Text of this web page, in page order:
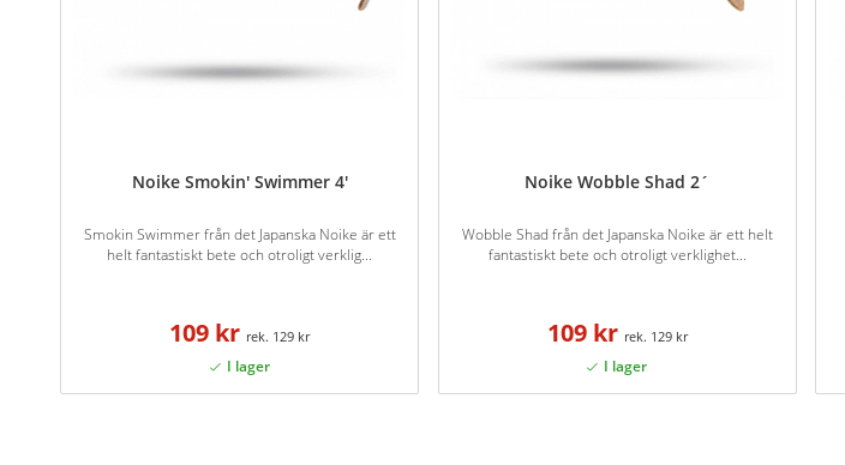
Noike Smokin' Swimmer 4'
Smokin Swimmer från det Japanska Noike är ett
helt fantastiskt bete och otroligt verklig...
109 kr 129 kr
Noike Wobble Shad 2´
Wobble Shad från det Japanska Noike är ett helt
fantastiskt bete och otroligt verklighet...
109 kr 129 kr